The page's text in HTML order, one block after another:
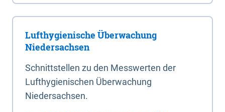
Lufthygienische Überwachung
Niedersachsen
Schnittstellen zu den Messwerten der
Lufthygienischen Überwachung
Niedersachsen.